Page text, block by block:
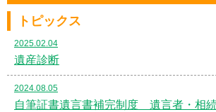
トピックス
2025.02.04
遺産診断
2024.08.05
自筆証書遺言書補完制度 遺言者・相